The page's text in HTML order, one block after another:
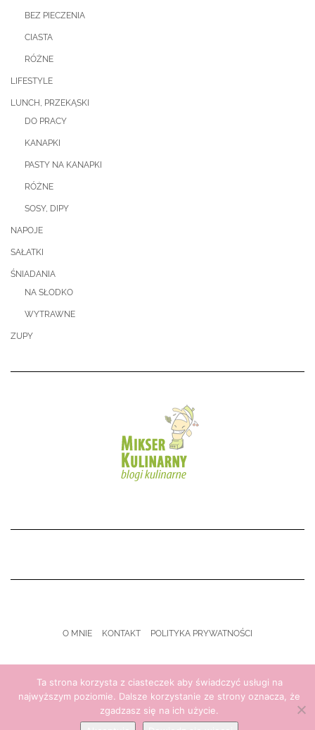
BEZ PIECZENIA
CIASTA
RÓŻNE
LIFESTYLE
LUNCH, PRZEKĄSKI
DO PRACY
KANAPKI
PASTY NA KANAPKI
RÓŻNE
SOSY, DIPY
NAPOJE
SAŁATKI
ŚNIADANIA
NA SŁODKO
WYTRAWNE
ZUPY
O MNIE KONTAKT POLITYKA PRYWATNOŚCI
Ta strona korzysta z ciasteczek aby świadczyć usługi na
najwyższym poziomie. Dalsze korzystanie ze strony oznacza, że
zgadzasz się na ich użycie.